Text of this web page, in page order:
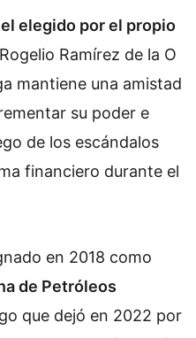
elegido por el propio
Ramírez de la O
mantiene una amistad
su poder e
de los escándalos
financiero durante el
en 2018 como
de Petróleos
que dejó en 2022 por